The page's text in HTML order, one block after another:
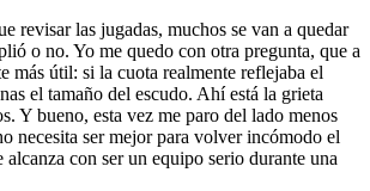
revisar las jugadas, muchos se van a quedar
o no. Yo me quedo con otra pregunta, que a
más útil: si la cuota realmente reflejaba el
el tamaño del escudo. Ahí está la grieta
Y bueno, esta vez me paro del lado menos
necesita ser mejor para volver incómodo el
con ser un equipo serio durante una